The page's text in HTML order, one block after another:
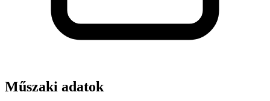
Műszaki adatok